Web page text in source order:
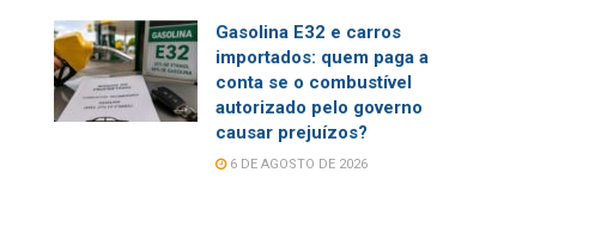
Gasolina E32 e carros
importados: quem paga a
conta se o combustível
autorizado pelo governo
causar prejuízos?
6 DE AGOSTO DE 2026